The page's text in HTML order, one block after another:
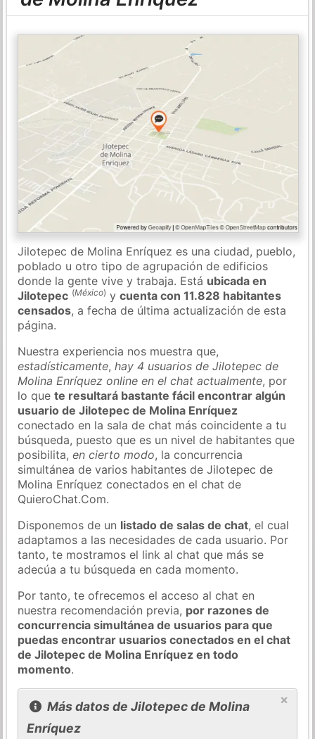
Jilotepec de Molina Enríquez es una ciudad, pueblo,
poblado u otro tipo de agrupación de edificios
donde la gente vive y trabaja. Está ubicada en
Jilotepec (México) ycuenta con 11.828 habitantes
censados, a fecha de última actualización de esta
página.
Nuestra experiencia nos muestra que,
estadísticamente,hay 4 usuarios de Jilotepec de
Molina Enríquez online en el chat actualmente, por
lo quete resultará bastante fácil encontrar algún
usuario de Jilotepec de Molina Enríquez
conectado en la sala de chat más coincidente a tu
búsqueda, puesto que es un nivel de habitantes que
posibilita,en cierto modo, la concurrencia
simultánea de varios habitantes de Jilotepec de
Molina Enríquez conectados en el chat de
QuieroChat.Com.
Disponemos de un listado de salas de chat, el cual
adaptamos a las necesidades de cada usuario. Por
tanto, te mostramos el link al chat que más se
adecúa a tu búsqueda en cada momento.
Por tanto, te ofrecemos el acceso al chat en
nuestra recomendación previa, por razones de
concurrencia simultánea de usuarios para que
puedas encontrar usuarios conectados en el chat
de Jilotepec de Molina Enríquez en todo
momento.
×
Más datos de Jilotepec de Molina
Enríquez